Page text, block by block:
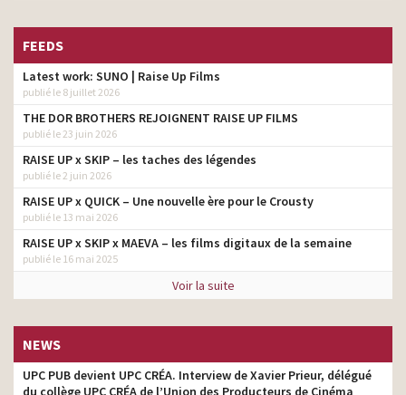
FEEDS
Latest work: SUNO | Raise Up Films
publié le 8 juillet 2026
THE DOR BROTHERS REJOIGNENT RAISE UP FILMS
publié le 23 juin 2026
RAISE UP x SKIP – les taches des légendes
publié le 2 juin 2026
RAISE UP x QUICK – Une nouvelle ère pour le Crousty
publié le 13 mai 2026
RAISE UP x SKIP x MAEVA – les films digitaux de la semaine
publié le 16 mai 2025
Voir la suite
NEWS
UPC PUB devient UPC CRÉA. Interview de Xavier Prieur, délégué
du collège UPC CRÉA de l’Union des Producteurs de Cinéma